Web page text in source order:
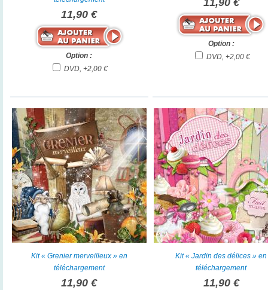
11,90 €
Option :
DVD, +2,00 €
11,90 €
Option :
DVD, +2,00 €
Kit « Grenier merveilleux » en
téléchargement
11,90 €
Kit « Jardin des délices » en
téléchargement
11,90 €